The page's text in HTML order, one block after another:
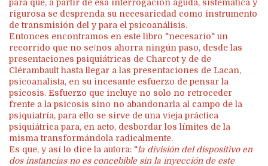
para que, a partir de esa interrogación aguda, sistemática y
rigurosa se desprenda su necesariedad como instrumento
de transmisión del y para el psicoanálisis.
Entonces encontramos en este libro "necesario" un
recorrido que no se/nos ahorra ningún paso, desde las
presentaciones psiquiátricas de Charcot y de de
Clérambault hasta llegar a las presentaciones de Lacan,
psicoanalista, en su incesante esfuerzo de pensar la
psicosis. Esfuerzo que incluye no solo no retroceder
frente a la psicosis sino no abandonarla al campo de la
psiquiatría, para ello se sirve de una vieja práctica
psiquiátrica para, en acto, desbordar los límites de la
misma transformándola radicalmente.
Es que, y así lo dice la autora: "la división del dispositivo en
dos instancias no es concebible sin la inyección de este